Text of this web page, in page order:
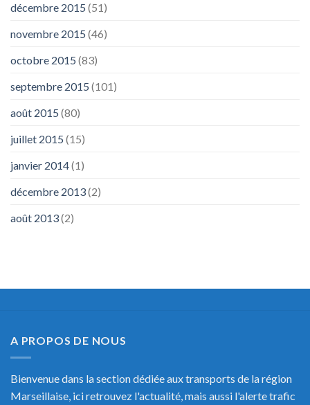
décembre 2015 (51)
novembre 2015 (46)
octobre 2015 (83)
septembre 2015 (101)
août 2015 (80)
juillet 2015 (15)
janvier 2014(1)
décembre 2013(2)
août 2013(2)
A PROPOS DE NOUS
Bienvenue dans la section dédiée aux transports de la région
Marseillaise, ici retrouvez l'actualité, mais aussi l'alerte trafic